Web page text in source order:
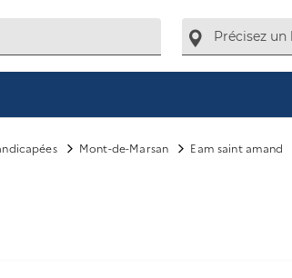
Mont-de-Marsan Eam saint amand